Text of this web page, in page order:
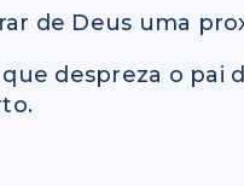
de Deus uma
despreza o pai